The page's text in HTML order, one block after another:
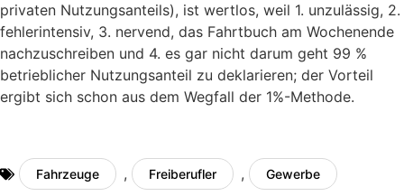
privaten Nutzungsanteils), ist wertlos, weil 1. unzulässig, 2.
fehlerintensiv, 3. nervend, das Fahrtbuch am Wochenende
nachzuschreiben und 4. es gar nicht darum geht 99 %
betrieblicher Nutzungsanteil zu deklarieren; der Vorteil
ergibt sich schon aus dem Wegfall der 1%-Methode.
Fahrzeuge , Freiberufler , Gewerbe